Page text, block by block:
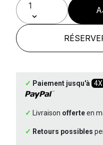
✓ Paiement jusqu'à 4X
✓ Livraison offerteen
✓ Retours possibles